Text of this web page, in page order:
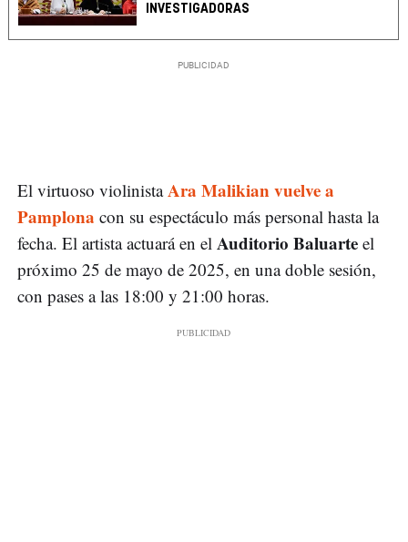
INVESTIGADORAS
El virtuoso violinistaAra Malikian vuelve a
Pamplona con su espectáculo más personal hasta la
fecha. El artista actuará en el Auditorio Baluarte el
próximo 25 de mayo de 2025, en una doble sesión,
con pases a las 18:00 y 21:00 horas.